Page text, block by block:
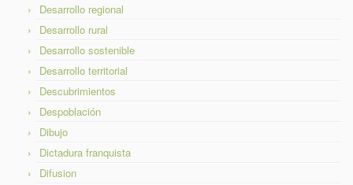
Desarrollo regional
Desarrollo rural
Desarrollo sostenible
Desarrollo territorial
Descubrimientos
Despoblación
Dibujo
Dictadura franquista
Difusion